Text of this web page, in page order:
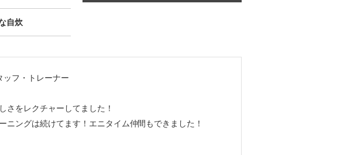
自炊
フ・トレーナー
クチャーしてました！
続けてます！エニタイム仲間もできました！